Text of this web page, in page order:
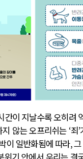
간이 지날수록 오히려
않는 오프리쉬는 ‘죄’
이 일반화됨에 따라,